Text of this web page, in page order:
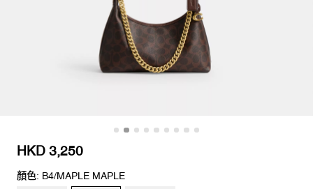
HKD 3,250
顏色: B4/MAPLE MAPLE